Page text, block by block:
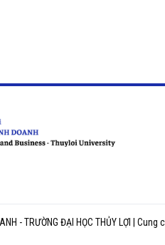
- TRƯỜNG ĐẠI HỌC THỦY LỢI Cung